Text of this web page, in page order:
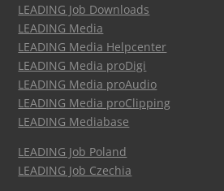
LEADING Job Downloads
LEADING Media
LEADING Media Helpcenter
LEADING Media proDigi
LEADING Media proAudio
LEADING Media proClipping
LEADING Mediabase
LEADING Job Poland
LEADING Job Czechia